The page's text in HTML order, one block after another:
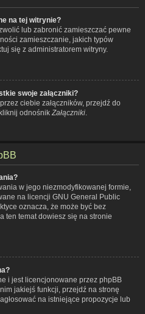
na tej witrynie?
lub zabronić zamieszczać pewne
zamieszczanie, jakich typów
się z administratorem witryny.
swoje załączniki?
ciebie załączników, przejdź do
odnośnik Załączniki
w jego niezmodyfikowanej formie,
na licencji GNU General Public
oznacza, że może być bez
ten temat dowiesz się na stronie
i jest licencjonowane przez phpBB
jakiejś funkcji, przejdź na stronę
na istniejące propozycje lub